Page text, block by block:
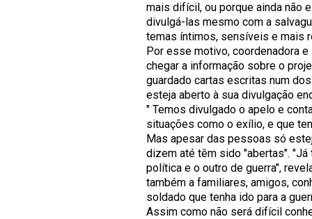
mais difícil, ou porque ainda não
divulgá-las mesmo com a
temas íntimos, sensíveis e mais
Por esse motivo, coordenadora
chegar a informação sobre o
guardado cartas escritas num
esteja aberto à sua divulgação
" Temos divulgado o apelo e
situações como o exílio, e que
Mas apesar das pessoas só
dizem até têm sido "abertas".
política e o outro de guerra",
também a familiares, amigos,
soldado que tenha ido para a
Assim como não será difícil